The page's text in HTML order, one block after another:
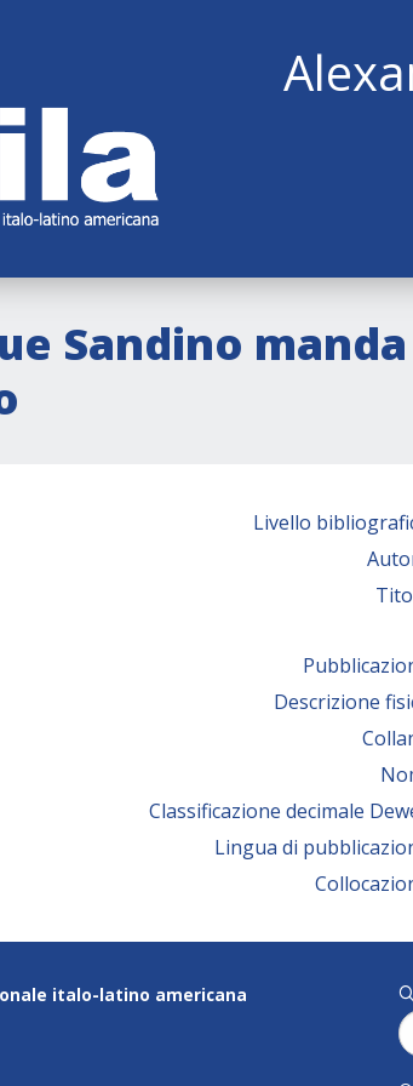
Sandino
Livello
Descrizione
Classificazione decimale
Lingua di
italo-latino americana
q